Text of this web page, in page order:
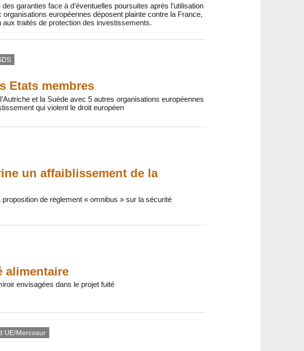
garanties face à d’éventuelles poursuites après l’utilisation
européennes déposent plainte contre la France,
aux traités de protection des investissements.
Etats membres
et la Suède avec 5 autres organisations européennes
qui violent le droit européen
un affaiblissement de la
de règlement « omnibus » sur la sécurité
alimentaire
envisagées dans le projet fuité
UE/Mercosur